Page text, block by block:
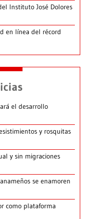
Instituto José Dolores
en línea del récord
el desarrollo
y rosquitas
y sin migraciones
se enamoren
como plataforma